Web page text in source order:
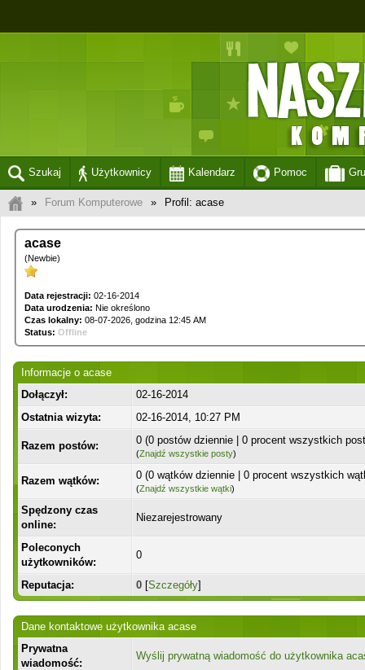
Szukaj Użytkownicy Kalendarz Pomoc
» Forum Komputerowe » Profil: acase
acase
(Newbie)
Data rejestracji: 02-16-2014
Data urodzenia: Nie określono
Czas lokalny: 08-07-2026, godzina 12:45 AM
Status: Offline
Informacje o acase
Dołączył:
02-16-2014
Ostatnia wizyta:
02-16-2014, 10:27 PM
Razem postów: 0 (0 postów dziennie | 0 procent wszystkich
(Znajdź wszystkie posty)
Razem wątków: 0 (0 wątków dziennie | 0 procent wszystkich
(Znajdź wszystkie wątki)
Spędzony czas
online:
Niezarejestrowany
Poleconych
użytkowników:
0
Reputacja: 0 [Szczegóły]
Dane kontaktowe użytkownika acase
Prywatna
wiadomość:
Wyślij prywatną wiadomość do użytkownika